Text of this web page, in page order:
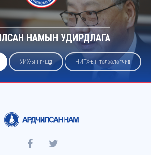
НАМЫН УДИРДЛАГА
УИХ-ын гишүүд НИТХ-ын төлөөлөгчид